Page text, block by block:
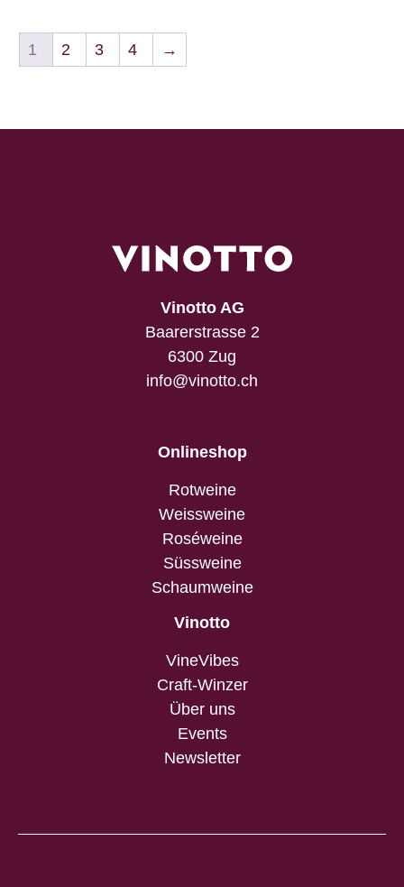
1 2 3 4 →
Vinotto AG
Baarerstrasse 2
6300 Zug
info@vinotto.ch
Onlineshop
Rotweine
Weissweine
Roséweine
Süssweine
Schaumweine
Vinotto
VineVibes
Craft-Winzer
Über uns
Events
Newsletter